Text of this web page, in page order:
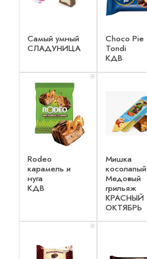
Самый умный
СЛАДУНИЦА
Choco Pie
Tondi
КДВ
x 1
Rodeo
карамель и
нуга
КДВ
Мишка
косолапый
Медовый
грильяж
КРАСНЫЙ
ОКТЯБРЬ
x 1